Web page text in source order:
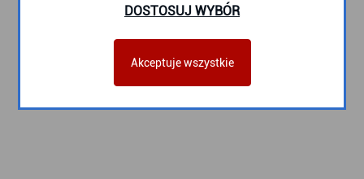
DOSTOSUJ WYBÓR
Akceptuje wszystkie